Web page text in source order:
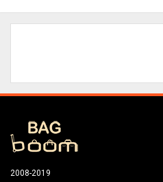
2008-2019